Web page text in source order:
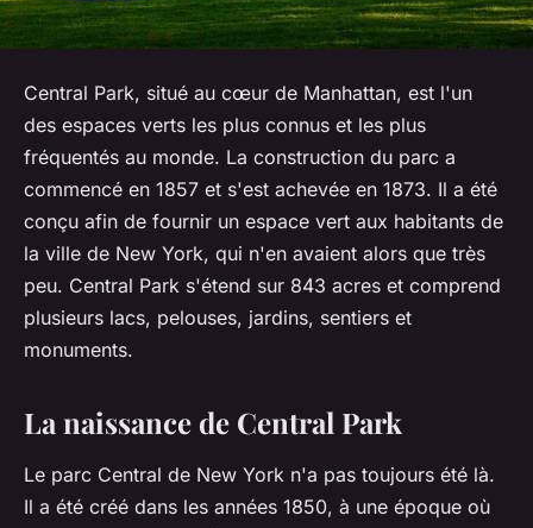
Central Park, situé au cœur de Manhattan, est l'un
des espaces verts les plus connus et les plus
fréquentés au monde. La construction du parc a
commencé en 1857 et s'est achevée en 1873. Il a été
conçu afin de fournir un espace vert aux habitants de
la ville de New York, qui n'en avaient alors que très
peu. Central Park s'étend sur 843 acres et comprend
plusieurs lacs, pelouses, jardins, sentiers et
monuments.
La naissance de Central Park
Le parc Central de New York n'a pas toujours été là.
Il a été créé dans les années 1850, à une époque où